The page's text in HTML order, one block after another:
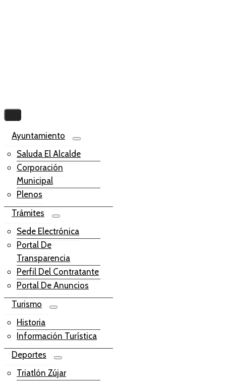
Ayuntamiento
Saluda El Alcalde
Corporación
Municipal
Plenos
Trámites
Sede Electrónica
Portal De
Transparencia
Perfil Del Contratante
Portal De Anuncios
Turismo
Historia
Información Turística
Deportes
Triatlón Zújar